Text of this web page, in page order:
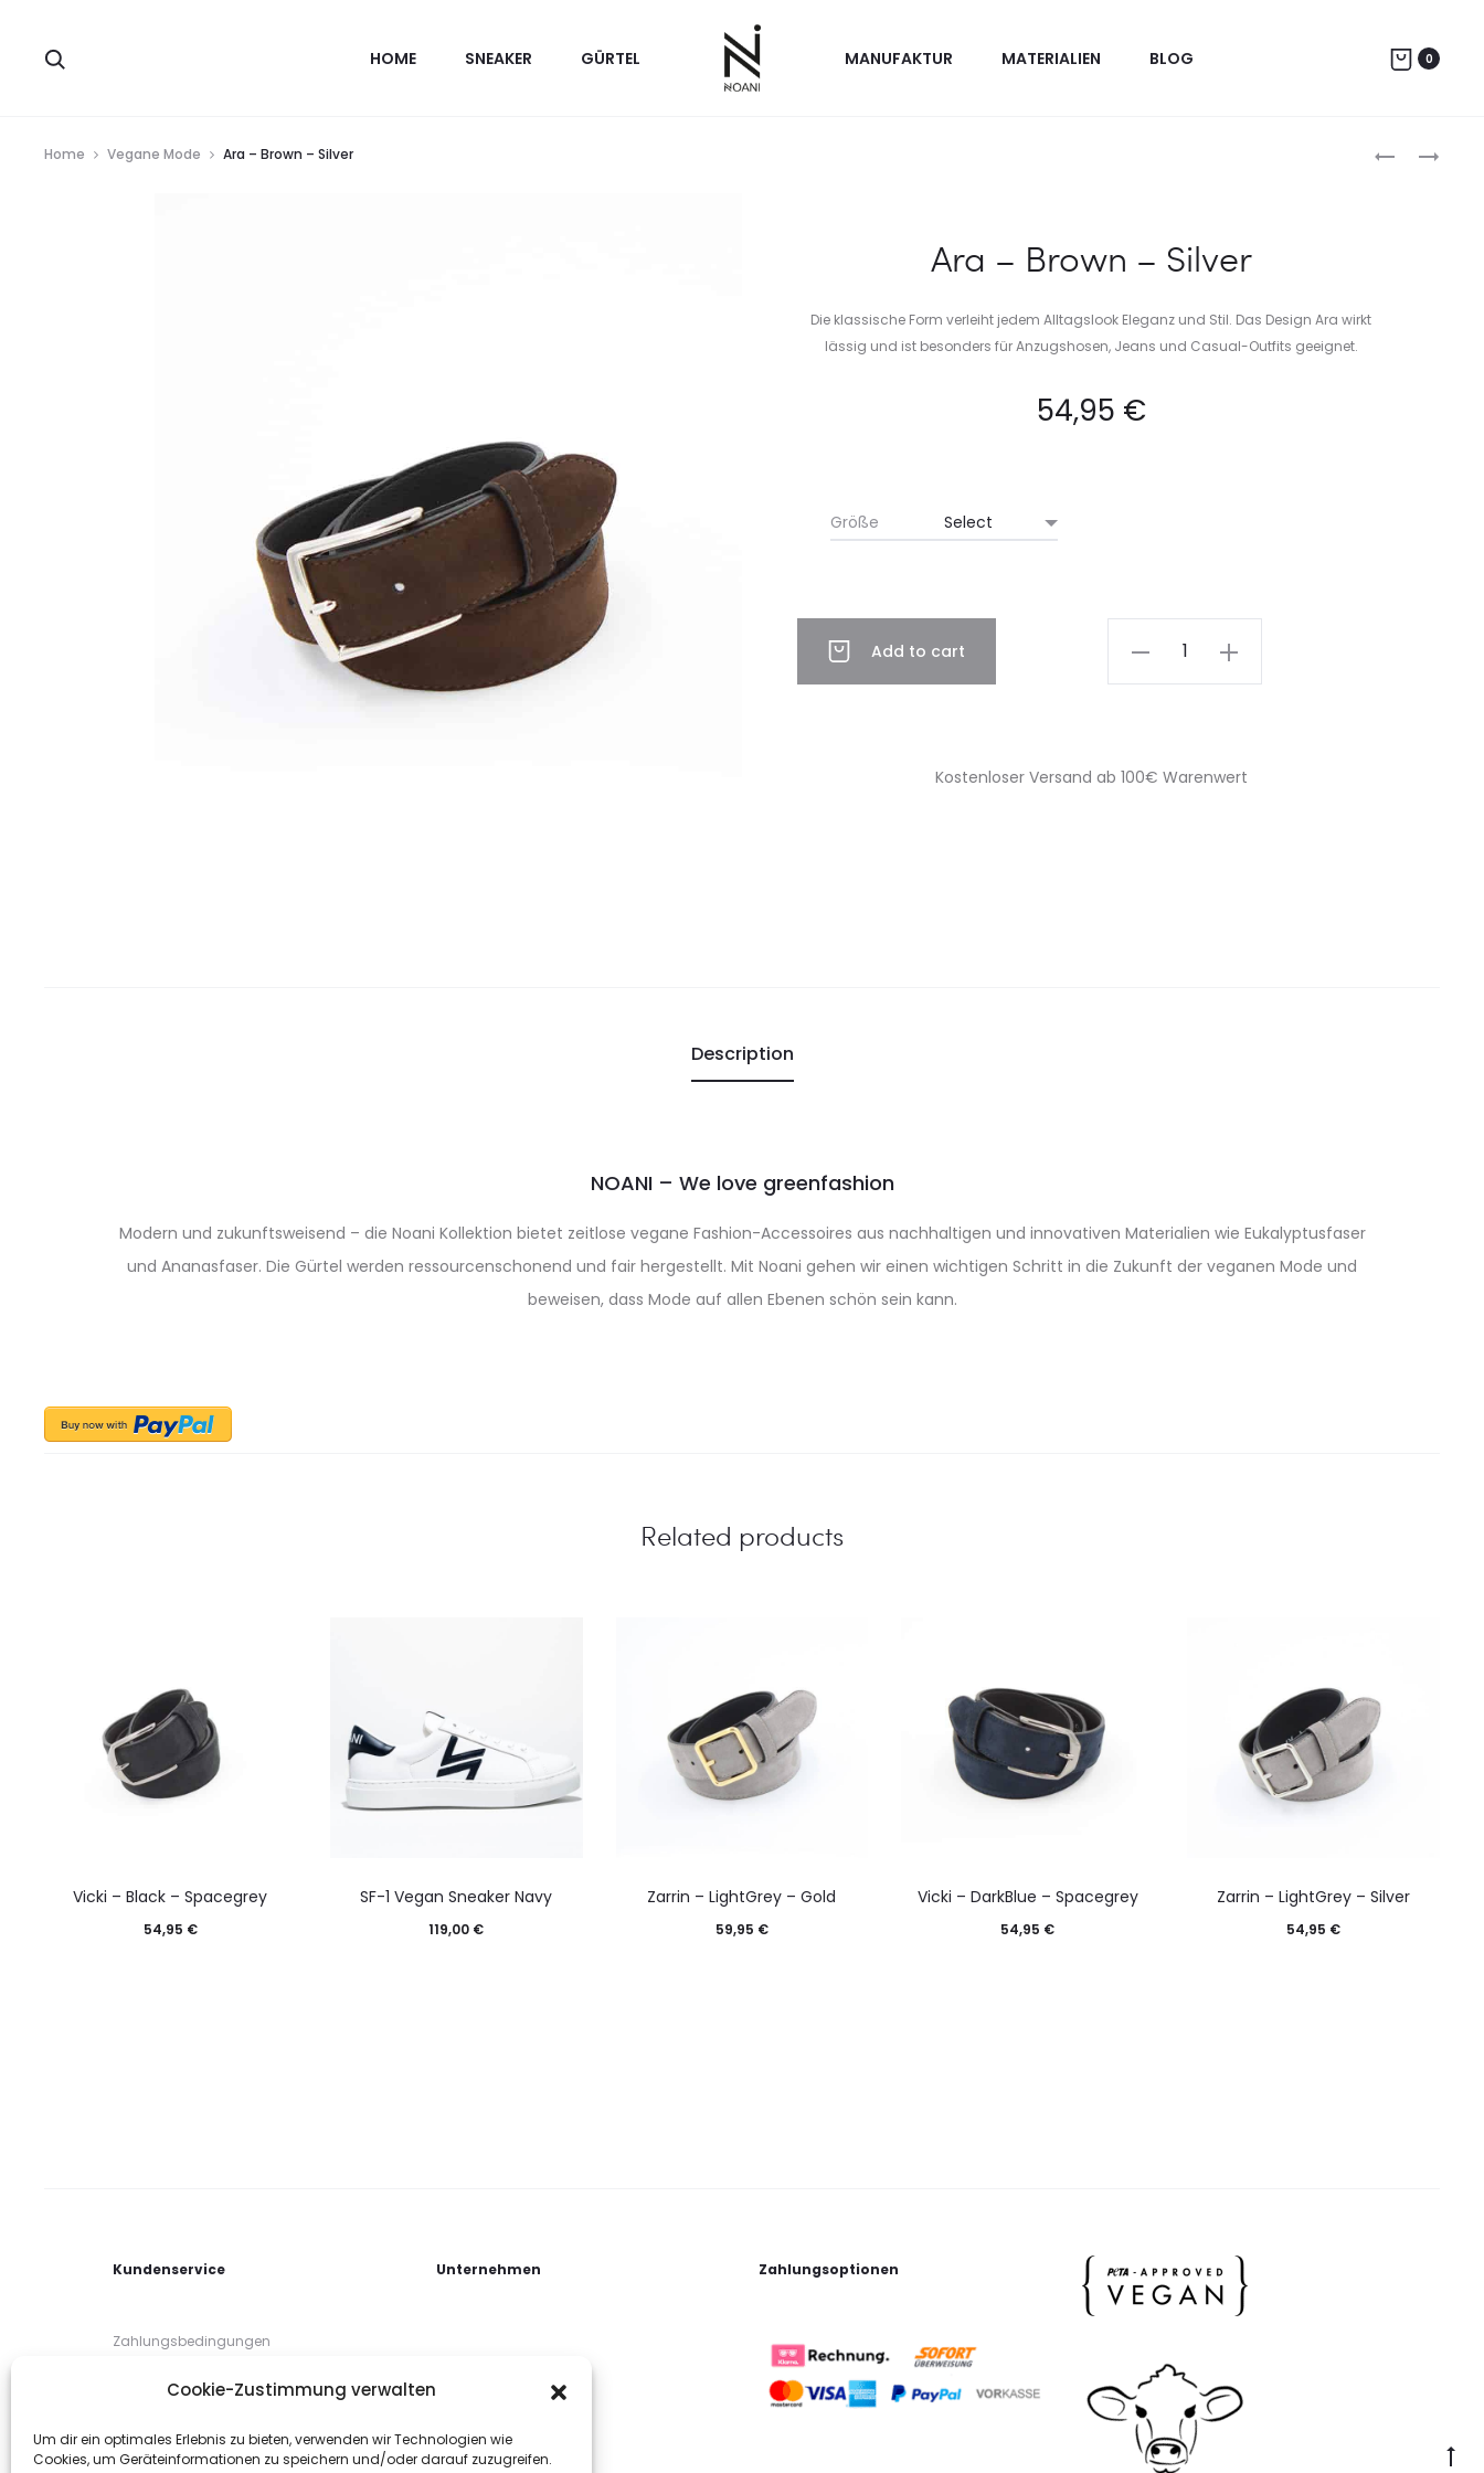
Cookie-Zustimmung verwalten
Um dir ein optimales Erlebnis zu bieten, verwenden wir Technologien wie
Cookies, um Geräteinformationen zu speichern und/oder darauf zuzugreifen.
HOME SNEAKER GÜRTEL MANUFAKTUR MATERIALIEN BLOG 0
Home Vegane Mode Ara – Brown – Silver
Ara – Brown – Silver
Die klassische Form verleiht jedem Alltagslook Eleganz und Stil. Das Design Ara wirkt
lässig und ist besonders für Anzugshosen, Jeans und Casual-Outfits geeignet.
54,95 €
Größe
Silver
Add to cart
Kostenloser Versand ab 100€ Warenwert
Description
NOANI – We love greenfashion
Modern und zukunftsweisend – die Noani Kollektion bietet zeitlose vegane Fashion-Accessoires aus nachhaltigen und innovativen Materialien wie Eukalyptusfaser
und Ananasfaser. Die Gürtel werden ressourcenschonend und fair hergestellt. Mit Noani gehen wir einen wichtigen Schritt in die Zukunft der veganen Mode und
beweisen, dass Mode auf allen Ebenen schön sein kann.
Related products
Vicki – Black – Spacegrey
54,95 €
SF-1 Vegan Sneaker Navy
119,00 €
Zarrin – LightGrey – Gold
59,95 €
Vicki – DarkBlue – Spacegrey
54,95 €
Zarrin – LightGrey – Silver
54,95 €
Kundenservice
Zahlungsbedingungen
Lieferbedingungen
Unternehmen Zahlungsoptionen